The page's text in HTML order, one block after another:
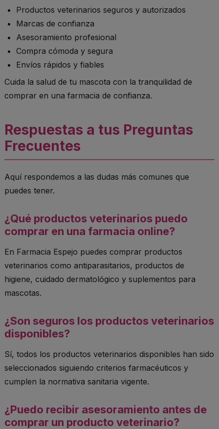
Productos veterinarios seguros y autorizados
Marcas de confianza
Asesoramiento profesional
Compra cómoda y segura
Envíos rápidos y fiables
Cuida la salud de tu mascota con la tranquilidad de
comprar en una farmacia de confianza.
Respuestas a tus Preguntas
Frecuentes
Aquí respondemos a las dudas más comunes que
puedes tener.
¿Qué productos veterinarios puedo
comprar en una farmacia online?
En Farmacia Espejo puedes comprar productos
veterinarios como antiparasitarios, productos de
higiene, cuidado dermatológico y suplementos para
mascotas.
¿Son seguros los productos veterinarios
disponibles?
Sí, todos los productos veterinarios disponibles han sido
seleccionados siguiendo criterios farmacéuticos y
cumplen la normativa sanitaria vigente.
¿Puedo recibir asesoramiento antes de
comprar un producto veterinario?